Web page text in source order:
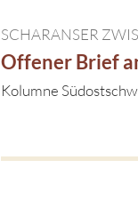
SCHARANSER
Offener Brief
Kolumne